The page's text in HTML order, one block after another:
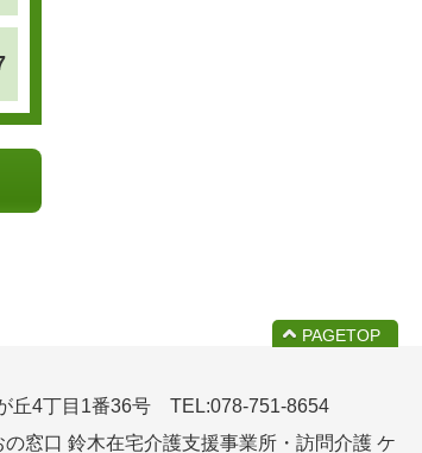
PAGETOP
丘4丁目1番36号 TEL:078-751-8654
窓口 鈴木在宅介護支援事業所・訪問介護 ケ